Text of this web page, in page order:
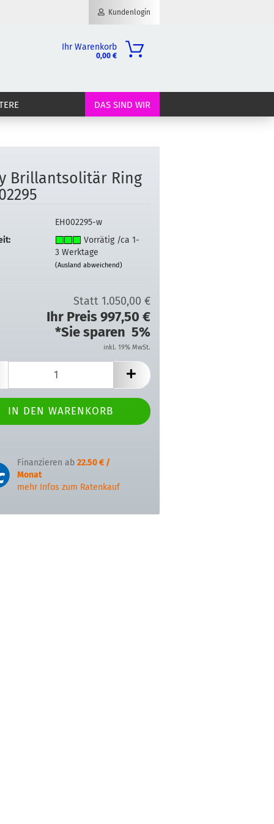
Kundenlogin
Ihr Warenkorb
0,00 €
DAS SIND WIR
Bril­lant­so­li­tär Ring
EH002295-w
Vorrätig /ca 1-
3 Werktage
(Ausland abweichend)
Statt 1.050,00 €
Ihr Preis 997,50 €
*Sie sparen 5%
inkl. 19% MwSt.
Finanzieren ab 22.50 € /
Monat
mehr Infos zum Ratenkauf